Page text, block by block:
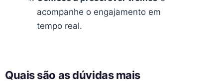
acompanhe o engajamento em
tempo real.
Quais são as dúvidas mais